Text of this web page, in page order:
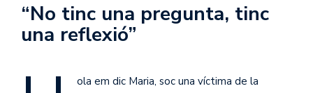
“No tinc una pregunta, tinc
una reflexió”
ola em dic Maria, soc una víctima de la